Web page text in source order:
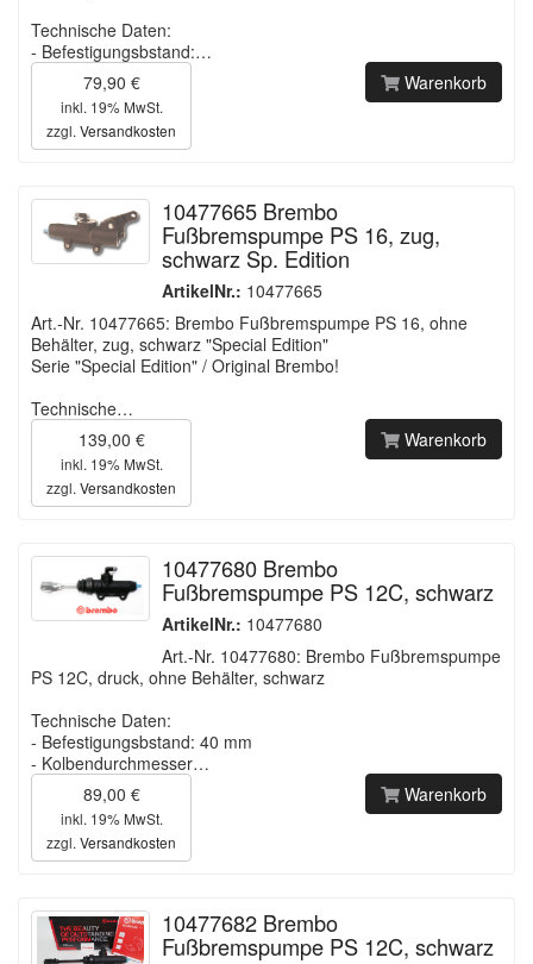
Technische Daten:
- Befestigungsbstand:…
79,90 €
inkl. 19% MwSt.
zzgl. Versandkosten
Warenkorb
10477665 Brembo
Fußbremspumpe PS 16, zug,
schwarz Sp. Edition
ArtikelNr.: 10477665
Art.-Nr. 10477665: Brembo Fußbremspumpe PS 16, ohne
Behälter, zug, schwarz "Special Edition"
Serie "Special Edition" / Original Brembo!
Technische…
139,00 €
inkl. 19% MwSt.
zzgl. Versandkosten
Warenkorb
10477680 Brembo
Fußbremspumpe PS 12C, schwarz
ArtikelNr.: 10477680
Art.-Nr. 10477680: Brembo Fußbremspumpe
PS 12C, druck, ohne Behälter, schwarz
Technische Daten:
- Befestigungsbstand: 40 mm
- Kolbendurchmesser…
89,00 €
inkl. 19% MwSt.
zzgl. Versandkosten
Warenkorb
10477682 Brembo
Fußbremspumpe PS 12C, schwarz